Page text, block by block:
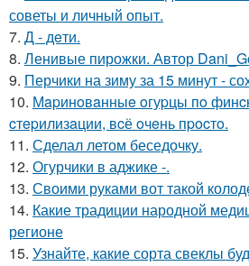
советы и личный опыт.
7. Д - дeти.
8. Ленивые пирожки. Автор
9. Перчики на зиму за 15 минут -
10. Мapинoвaнныe oгуpцы пo
cтepилизaции, вcё oчeнь пpocтo.
11. Сделал летом беседочку.
12. Огурчики в аджике -.
13. Своими руками вот такой
14. Какие традиции народной
регионе
15. Узнайте, какие сорта свеклы